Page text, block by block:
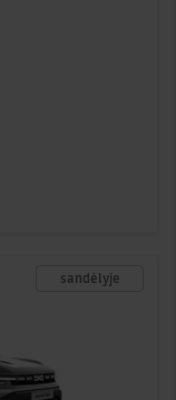
sandėlyje